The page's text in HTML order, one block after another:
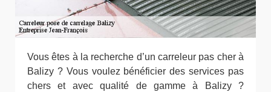
Vous êtes à la recherche d’un carreleur pas cher à
Balizy ? Vous voulez bénéficier des services pas
chers et avec qualité de gamme à Balizy ?